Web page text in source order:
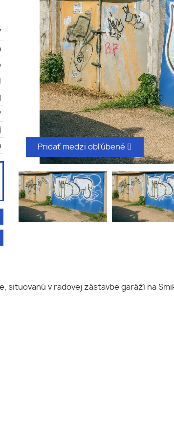
Pridať medzi obľúbené
situovanú v radovej zástavbe garáží na